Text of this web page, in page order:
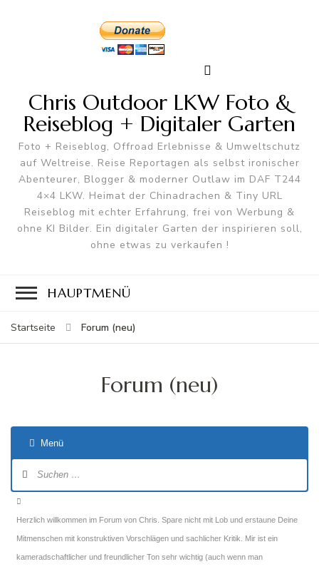
Chris Outdoor LKW Foto &
Reiseblog + Digitaler Garten
Foto + Reiseblog, Offroad Erlebnisse & Umweltschutz
auf Weltreise. Reise Reportagen als selbst ironischer
Abenteurer, Blogger & moderner Outlaw im DAF T244
4×4 LKW. Heimat der Chinadrachen & Tiny URL
Reiseblog mit echter Erfahrung, frei von Werbung &
ohne KI Bilder. Ein digitaler Garten der inspirieren soll,
ohne etwas zu verkaufen !
HAUPTMENÜ
Startseite Forum (neu)
Forum (neu)
Menü
Navigation
Forum-
Breadcrumbs
-
Du
Herzlich willkommen im Forum von Chris. Spare nicht mit Lob und erstaune Deine
Mitmenschen mit konstruktiven Vorschlägen und sachlicher Kritik. Mir ist ein
kameradschaftlicher und freundlicher Ton sehr wichtig (auch wenn man